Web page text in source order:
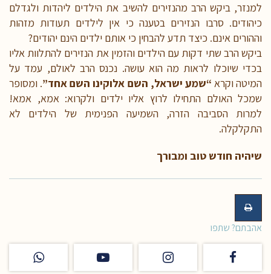
למנזר, ביקש הרב מהנזירים להשיב את הילדים ליהדות ולגדלם
כיהודים. סרבו הנזירים בטענה כי אין לילדים תעודות מזהות
וההורים אינם. כיצד תדע להבחין כי אותם ילדים הינם יהודים?
ביקש הרב שתי דקות עם הילדים והזמין את הנזירים להתלוות אליו
בכדי שיוכלו לראות מה הוא עושה. נכנס הרב לאולם, עמד על
המיטה וקרא “שמע ישראל, השם אלוקינו השם אחד”. ומסופר
שמכל האולם התחילו לרוץ אליו ילדים ולקרוא: אמא, אמא!
למרות הסביבה הזרה, השמיעה הפנימית של הילדים לא
התקלקלה.
שיהיה חודש טוב ומבורך
אהבתם? שתפו